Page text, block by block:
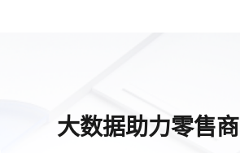
大数据助力零售